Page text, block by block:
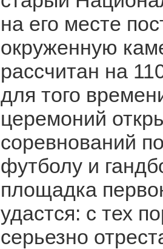
на его месте
окруженную
рассчитан на
для того
церемоний
соревнований
футболу и
площадка
удастся: с тех
серьезно